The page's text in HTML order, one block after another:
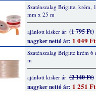
Szaténszalag Brigitte, krém,
mm x 25 m
ajánlott kisker ár:(1 795 Ft)
nagyker nettó ár: 1 049 Ft
Szaténszalag Brigitte krém 6
m
ajánlott kisker ár:(2 140 Ft)
nagyker nettó ár: 1 251 Ft